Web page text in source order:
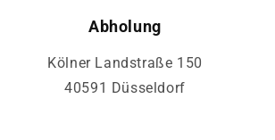
Abholung
Kölner Landstraße 150
40591 Düsseldorf